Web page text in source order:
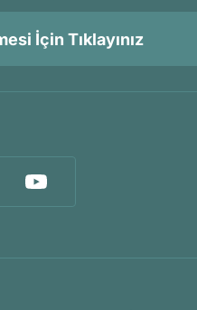
İçin Tıklayınız